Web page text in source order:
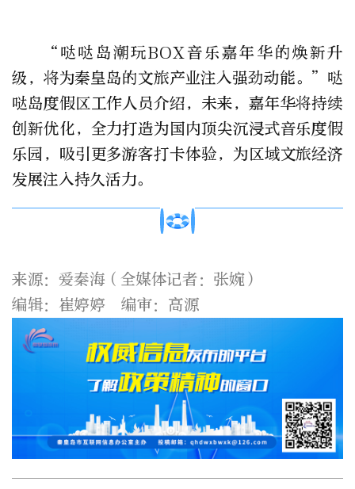
“哒哒岛潮玩BOX音乐嘉年华的焕新升
级，将为秦皇岛的文旅产业注入强劲动能。”哒
哒岛度假区工作人员介绍，未来，嘉年华将持续
创新优化，全力打造为国内顶尖沉浸式音乐度假
乐园，吸引更多游客打卡体验，为区域文旅经济
发展注入持久活力。
来源：爱秦海（全媒体记者：张婉）
编辑：崔婷婷 编审：高源